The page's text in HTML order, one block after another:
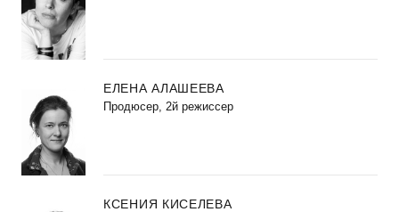
ЕЛЕНА АЛАШЕЕВА
Продюсер, 2й режиссер
КСЕНИЯ КИСЕЛЕВА